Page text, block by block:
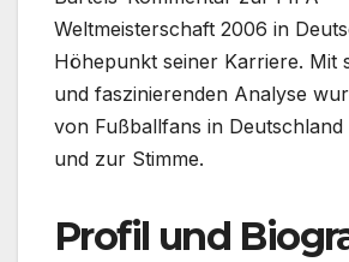
Weltmeisterschaft 2006 in
Höhepunkt seiner Karriere. Mit
und faszinierenden Analyse
von Fußballfans in
und zur Stimme.
Profil und